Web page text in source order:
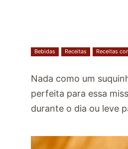
Bebidas Receitas Receitas
Nada como um
perfeita para essa
durante o dia ou leve